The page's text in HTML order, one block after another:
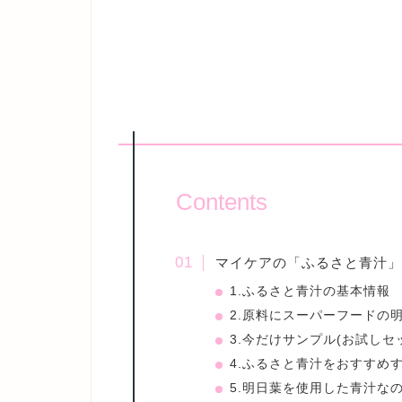
Contents
マイケアの「ふるさと青汁
1.ふるさと青汁の基本情報
2.原料にスーパーフードの
3.今だけサンプル(お試しセ
4.ふるさと青汁をおすすめ
5.明日葉を使用した青汁な